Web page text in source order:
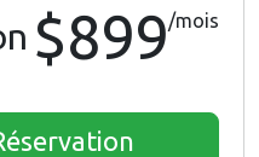
$899/mois